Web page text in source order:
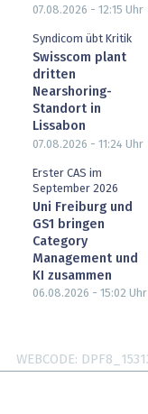
07.08.2026 - 12:15 Uhr
Syndicom übt Kritik
Swisscom plant
dritten
Nearshoring-
Standort in
Lissabon
07.08.2026 - 11:24 Uhr
Erster CAS im
September 2026
Uni Freiburg und
GS1 bringen
Category
Management und
KI zusammen
06.08.2026 - 15:02 Uhr
WEBCODE